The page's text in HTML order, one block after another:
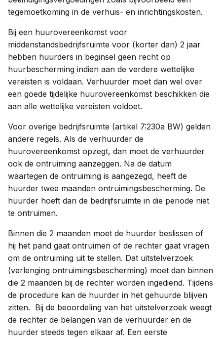
tegemoetkoming in de verhuis- en inrichtingskosten.
Bij een huurovereenkomst voor
middenstandsbedrijfsruimte voor (korter dan) 2 jaar
hebben huurders in beginsel geen recht op
huurbescherming indien aan de verdere wettelijke
vereisten is voldaan. Verhuurder moet dan wel over
een goede tijdelijke huurovereenkomst beschikken die
aan alle wettelijke vereisten voldoet.
Voor overige bedrijfsruimte (artikel 7:230a BW) gelden
andere regels. Als de verhuurder de
huurovereenkomst opzegt, dan moet de verhuurder
ook de ontruiming aanzeggen. Na de datum
waartegen de ontruiming is aangezegd, heeft de
huurder twee maanden ontruimingsbescherming. De
huurder hoeft dan de bedrijfsruimte in die periode niet
te ontruimen.
Binnen die 2 maanden moet de huurder beslissen of
hij het pand gaat ontruimen of de rechter gaat vragen
om de ontruiming uit te stellen. Dat uitstelverzoek
(verlenging ontruimingsbescherming) moet dan binnen
die 2 maanden bij de rechter worden ingediend. Tijdens
de procedure kan de huurder in het gehuurde blijven
zitten. Bij de beoordeling van het uitstelverzoek weegt
de rechter de belangen van de verhuurder en de
huurder steeds tegen elkaar af. Een eerste